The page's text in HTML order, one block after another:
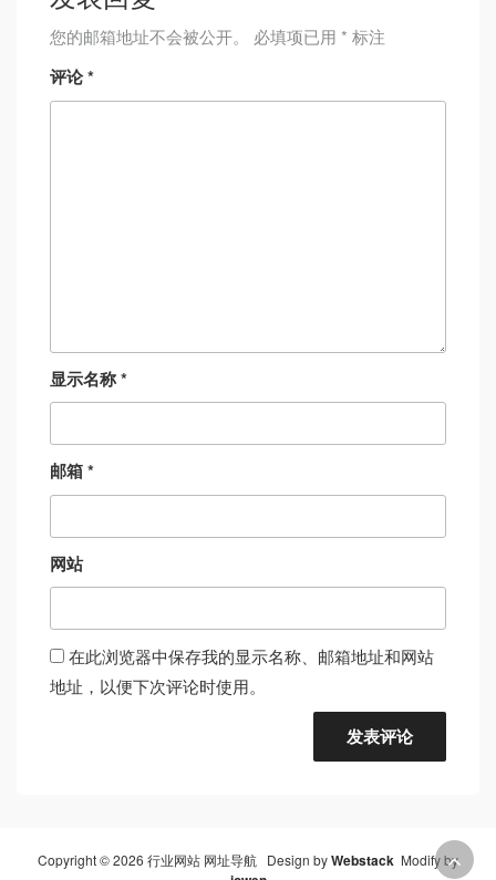
您的邮箱地址不会被公开。 必填项已用 * 标注
评论*
显示名称*
邮箱*
网站
在此浏览器中保存我的显示名称、邮箱地址和网站
地址，以便下次评论时使用。
Copyright © 2026 行业网站 网址导航 Design byWebstack Modify by